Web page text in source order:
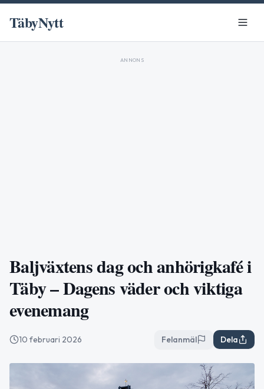
TäbyNytt
ANNONS
Baljväxtens dag och anhörigkafé i
Täby – Dagens väder och viktiga
evenemang
10 februari 2026 Felanmäl Dela